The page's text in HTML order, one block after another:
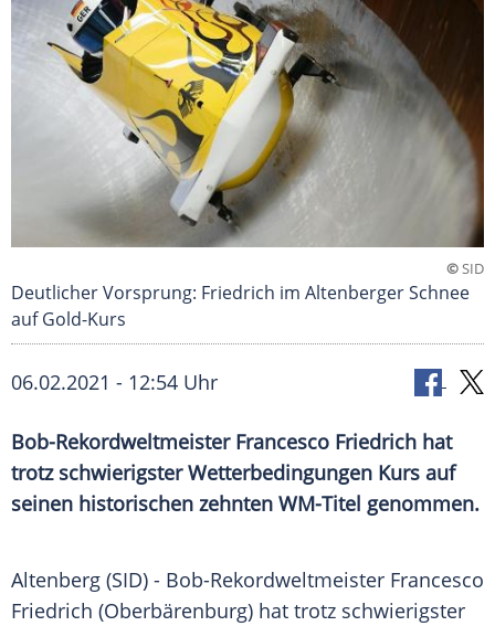
©SID
Deutlicher Vorsprung: Friedrich im Altenberger Schnee
auf Gold-Kurs
06.02.2021 - 12:54 Uhr
Bob-Rekordweltmeister Francesco Friedrich hat
trotz schwierigsterWetterbedingungen Kurs auf
seinen historischen zehnten WM-Titel genommen.
Altenberg (SID) - Bob-Rekordweltmeister Francesco
Friedrich (Oberbärenburg) hat trotz schwierigster